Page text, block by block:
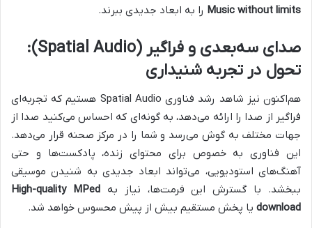
Music without limits را به ابعاد جدیدی ببرند.
صدای سه‌بعدی و فراگیر (Spatial Audio):
تحول در تجربه شنیداری
هم‌اکنون نیز شاهد رشد فناوری Spatial Audio هستیم که تجربه‌ای
فراگیر از صدا را ارائه می‌دهد، به گونه‌ای که احساس می‌کنید صدا از
جهات مختلف به گوش می‌رسد و شما را در مرکز صحنه قرار می‌دهد.
این فناوری به خصوص برای محتوای زنده، پادکست‌ها و حتی
آهنگ‌های استودیویی، می‌تواند ابعاد جدیدی به شنیدن موسیقی
ببخشد. با گسترش این فرمت‌ها، نیاز بهHigh-quality MPed
download یا پخش مستقیم بیش از پیش محسوس خواهد شد.